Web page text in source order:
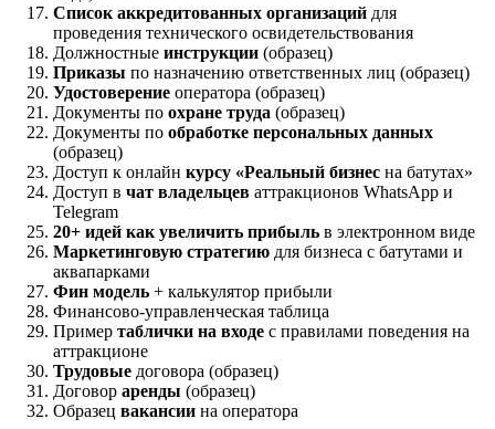
Список аккредитованных организаций для
проведения технического освидетельствования
Должностные инструкции (образец)
Приказы по назначению ответственных лиц (образец)
Удостоверение оператора (образец)
Документы по охране труда (образец)
Документы по обработке персональных данных
(образец)
Доступ к онлайн курсу «Реальный бизнес на батутах»
Доступ в чат владельцев аттракционов WhatsApp и
Telegram
20+ идей как увеличить прибыль в электронном виде
Маркетинговую стратегию для бизнеса с батутами и
аквапарками
Фин модель + калькулятор прибыли
Финансово-управленческая таблица
Пример таблички на входе с правилами поведения на
аттракционе
Трудовые договора (образец)
Договор аренды (образец)
Образец вакансии на оператора